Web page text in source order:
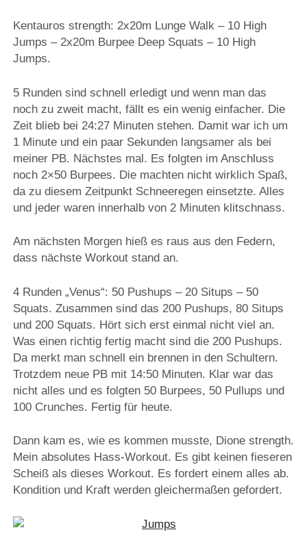
Kentauros strength: 2x20m Lunge Walk – 10 High
Jumps – 2x20m Burpee Deep Squats – 10 High
Jumps.
5 Runden sind schnell erledigt und wenn man das
noch zu zweit macht, fällt es ein wenig einfacher. Die
Zeit blieb bei 24:27 Minuten stehen. Damit war ich um
1 Minute und ein paar Sekunden langsamer als bei
meiner PB. Nächstes mal. Es folgten im Anschluss
noch 2×50 Burpees. Die machten nicht wirklich Spaß,
da zu diesem Zeitpunkt Schneeregen einsetzte. Alles
und jeder waren innerhalb von 2 Minuten klitschnass.
Am nächsten Morgen hieß es raus aus den Federn,
dass nächste Workout stand an.
4 Runden „Venus“: 50 Pushups – 20 Situps – 50
Squats. Zusammen sind das 200 Pushups, 80 Situps
und 200 Squats. Hört sich erst einmal nicht viel an.
Was einen richtig fertig macht sind die 200 Pushups.
Da merkt man schnell ein brennen in den Schultern.
Trotzdem neue PB mit 14:50 Minuten. Klar war das
nicht alles und es folgten 50 Burpees, 50 Pullups und
100 Crunches. Fertig für heute.
Dann kam es, wie es kommen musste, Dione strength.
Mein absolutes Hass-Workout. Es gibt keinen fieseren
Scheiß als dieses Workout. Es fordert einem alles ab.
Kondition und Kraft werden gleichermaßen gefordert.